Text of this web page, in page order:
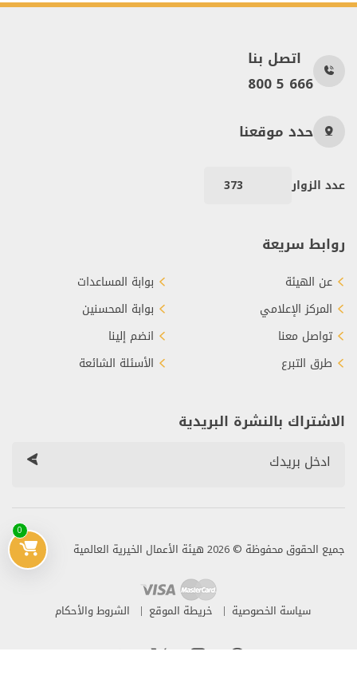
0
اتصل بنا
800 5 666
حدد موقعنا
عدد الزوار 373
روابط سريعة
عن الهيئة
المركز الإعلامي
تواصل معنا
طرق التبرع
بوابة المساعدات
بوابة المحسنين
انضم إلينا
الأسئلة الشائعة
الاشتراك بالنشرة البريدية
جميع الحقوق محفوظة © 2026 هيئة الأعمال الخيرية العالمية
سياسة الخصوصية خريطة الموقع الشروط والأحكام